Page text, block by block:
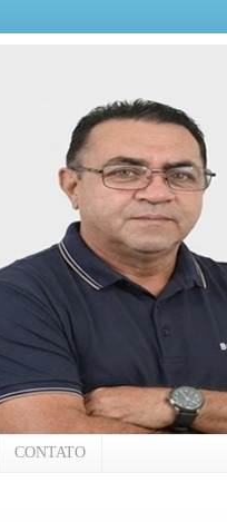
CONTATO